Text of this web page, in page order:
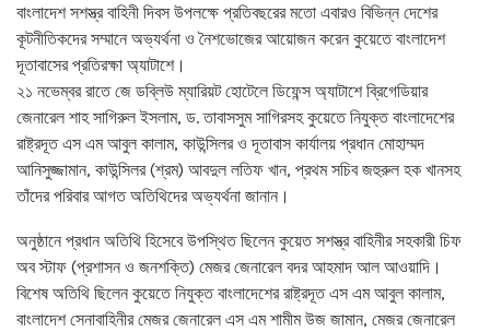
বাংলাদেশ সশস্ত্র বাহিনী দিবস উপলক্ষে প্রতিবছরের মতো এবারও বিভিন্ন দেশের
কূটনীতিকদের সম্মানে অভ্যর্থনা ও নৈশভোজের আয়োজন করেন কুয়েতে বাংলাদেশ
দূতাবাসের প্রতিরক্ষা অ্যাটাশে।
২১ নভেম্বর রাতে জে ডব্লিউ ম্যারিয়ট হোটেলে ডিফেন্স অ্যাটাশে ব্রিগেডিয়ার
জেনারেল শাহ সাগিরুল ইসলাম, ড. তাবাসসুম সাগিরসহ কুয়েতে নিযুক্ত বাংলাদেশের
রাষ্ট্রদূত এস এম আবুল কালাম, কাউন্সিলর ও দূতাবাস কার্যালয় প্রধান মোহাম্মদ
আনিসুজ্জামান, কাউন্সিলর (শ্রম) আবদুল লতিফ খান, প্রথম সচিব জহুরুল হক খানসহ
তাঁদের পরিবার আগত অতিথিদের অভ্যর্থনা জানান।
অনুষ্ঠানে প্রধান অতিথি হিসেবে উপস্থিত ছিলেন কুয়েত সশস্ত্র বাহিনীর সহকারী চিফ
অব স্টাফ (প্রশাসন ও জনশক্তি) মেজর জেনারেল বদর আহমাদ আল আওয়াদি।
বিশেষ অতিথি ছিলেন কুয়েতে নিযুক্ত বাংলাদেশের রাষ্ট্রদূত এস এম আবুল কালাম,
বাংলাদেশ সেনাবাহিনীর মেজর জেনারেল এস এম শামীম উজ জামান, মেজর জেনারেল